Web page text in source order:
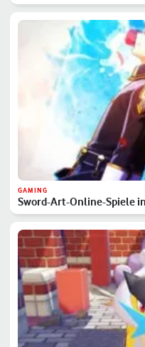
GAMING
Sword-Art-Online-Spiele